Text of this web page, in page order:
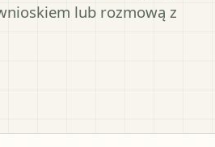
lub rozmową z